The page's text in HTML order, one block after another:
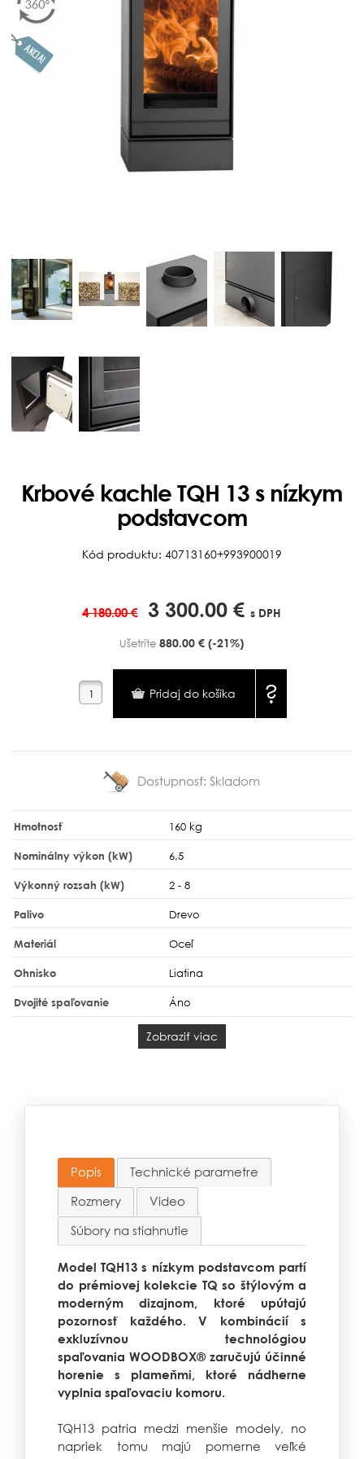
Krbové kachle TQH 13 s nízkym
podstavcom
Kód produktu: 40713160+993900019
4 180.00 € 3 300.00 €s DPH
Ušetríte880.00 € (-21%)
?
Dostupnosť:Skladom
Hmotnosť 160 kg
Nominálny výkon (kW) 6,5
Výkonný rozsah (kW) 2 - 8
Palivo Drevo
Materiál Oceľ
Ohnisko Liatina
Dvojité spaľovanie Áno
Zobraziť viac
Popis
Technické parametre
Rozmery
Video
Súbory na stiahnutie
Model TQH13 s nízkym podstavcom partí
do prémiovej kolekcie TQ so štýlovým a
moderným dizajnom, ktoré upútajú
pozornosť každého. V kombinácií s
exkluzívnou technológiou
spaľovania WOODBOX®zaručujú účinné
horenie s plameňmi, ktoré nádherne
vyplnia spaľovaciu komoru.
TQH13 patria medzi menšie modely, no
napriek tomu majú pomerne veľké